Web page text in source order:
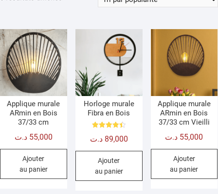
Applique murale
ARmin en Bois
37/33 cm
55,000 د.ت
Ajouter
au panier
Horloge murale
Fibra en Bois
4.50
89,000 د.ت
Ajouter
au panier
Applique murale
ARmin en Bois
37/33 cm Vieilli
55,000 د.ت
Ajouter
au panier